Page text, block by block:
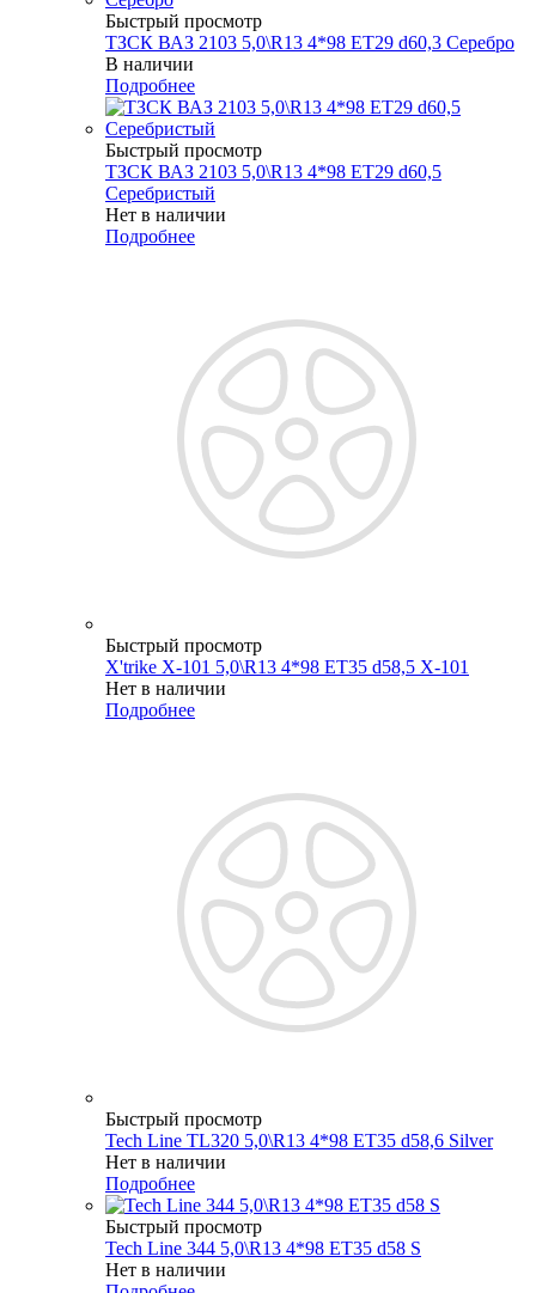
Быстрый просмотр
ТЗСК ВАЗ 2103 5,0\R13 4*98 ET29 d60,3 Серебро
В наличии
Подробнее
Быстрый просмотр
ТЗСК ВАЗ 2103 5,0\R13 4*98 ET29 d60,5
Серебристый
Нет в наличии
Подробнее
Быстрый просмотр
X'trike X-101 5,0\R13 4*98 ET35 d58,5 X-101
Нет в наличии
Подробнее
Быстрый просмотр
Tech Line TL320 5,0\R13 4*98 ET35 d58,6 Silver
Нет в наличии
Подробнее
Быстрый просмотр
Tech Line 344 5,0\R13 4*98 ET35 d58 S
Нет в наличии